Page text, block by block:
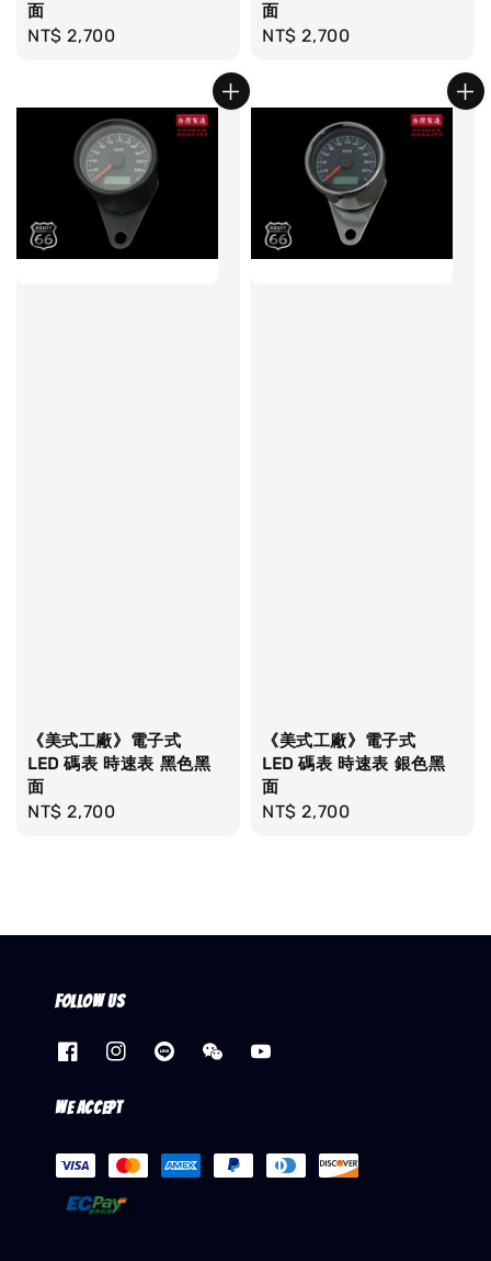
面
Regular
NT$ 2,700
面
Regular
NT$ 2,700
《美式工廠》電子式
LED 碼表 時速表 黑色黑
面
Regular
NT$ 2,700
《美式工廠》電子式
LED 碼表 時速表 銀色黑
面
Regular
NT$ 2,700
Follow us
We accept